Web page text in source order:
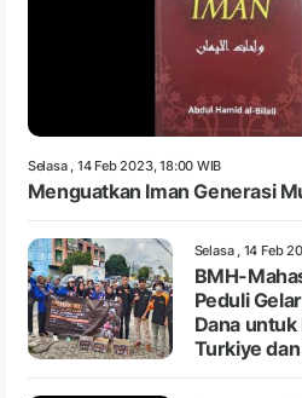
Selasa , 14 Feb 2023, 18:00 WIB
Menguatkan Iman Generasi
Selasa , 14 Feb
BMH-
Peduli
Dana
Turkiye